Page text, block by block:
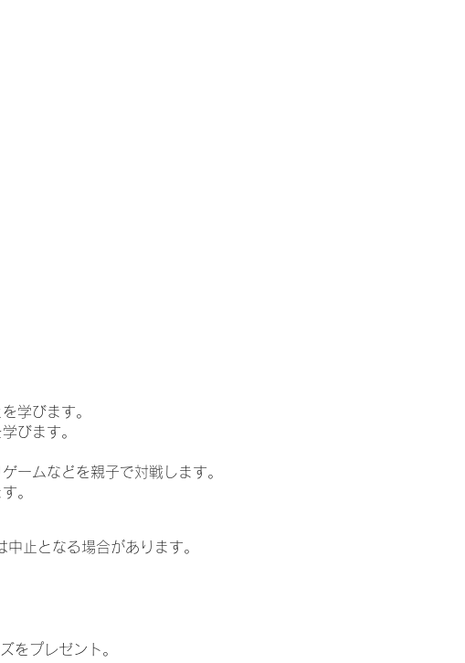
学びます。
びます。
ムなどを親子で対戦します。
。
となる場合があります。
をプレゼント。